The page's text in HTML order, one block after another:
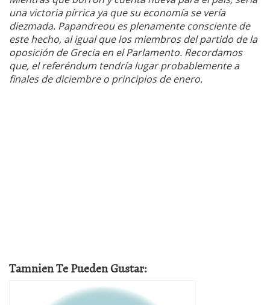
una victoria pírrica ya que su economía se vería
diezmada. Papandreou es plenamente consciente de
este hecho, al igual que los miembros del partido de la
oposición de Grecia en el Parlamento. Recordamos
que, el referéndum tendría lugar probablemente a
finales de diciembre o principios de enero.
Tamnien Te Pueden Gustar: